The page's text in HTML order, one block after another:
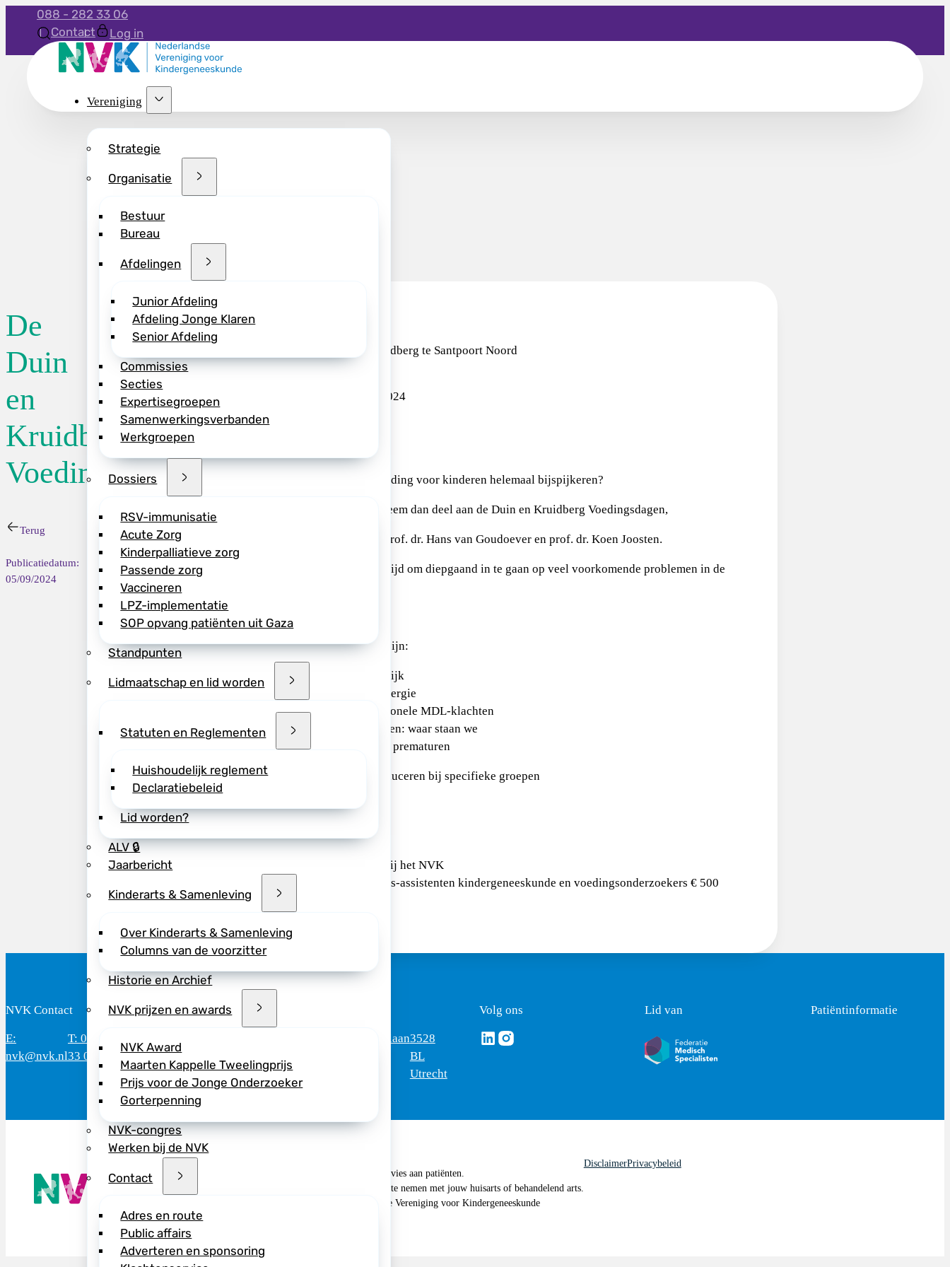
088 - 282 33 06
Contact
Log in
Vereniging
Strategie
Organisatie
Bestuur
Bureau
Afdelingen
Junior Afdeling
Afdeling Jonge Klaren
Senior Afdeling
Commissies
Secties
Expertisegroepen
Samenwerkingsverbanden
Werkgroepen
Dossiers
RSV-immunisatie
Acute Zorg
Kinderpalliatieve zorg
Passende zorg
Vaccineren
LPZ-implementatie
SOP opvang patiënten uit Gaza
Standpunten
Lidmaatschap en lid worden
Statuten en Reglementen
Huishoudelijk reglement
Declaratiebeleid
Lid worden?
ALV 🔒
Jaarbericht
Kinderarts & Samenleving
Over Kinderarts & Samenleving
Columns van de voorzitter
Historie en Archief
NVK prijzen en awards
NVK Award
Maarten Kappelle Tweelingprijs
Prijs voor de Jonge Onderzoeker
Gorterpenning
NVK-congres
Werken bij de NVK
Contact
Adres en route
Public affairs
Adverteren en sponsoring
De
Duin
en
Kruidberg
Voedingsdagen
Terug
Publicatiedatum:
05/09/2024
Landgoed Duin & Kruidberg te Santpoort Noord
15/11/2024
In twee dagen uw kennis over voeding voor kinderen helemaal bijspijkeren?
Met zeer deskundige sprekers? Neem dan deel aan de Duin en Kruidberg Voedingsdagen,
onder de bezielende leiding van prof. dr. Hans van Goudoever en prof. dr. Koen Joosten.
In deze twee dagen nemen we de tijd om diepgaand in te gaan op veel voorkomende problemen in de
Onderwerpen die aanbod komen zijn:
Gezonde leefstijl in de praktijk
Nieuwe inzichten voedselallergie
Veel voorkomende en functionele MDL-klachten
Voedingstrends en stoornissen: waar staan we
Nieuwe richtlijn voeding bij prematuren
Wanneer en hoe bijvoeding introduceren bij specifieke groepen
Klikhiervoor het programma
Klikhierom je in te schrijven
Accreditatie wordt aangevraagd bij het NVK
: Kinderartsen € 600 en arts-assistenten kindergeneeskunde en voedingsonderzoekers € 500
NVK Contact
E:
nvk@nvk.nl
T: 088 - 282
33 06
(werkdagen)
Mercatorlaan3528
BL
Utrecht
Volg ons
Volg ons via Linkedin
Volg ons via Instagram
Lid van Patiëntinformatie
De NVK geeft geen medisch advies aan patiënten.
Wij adviseren je om contact op te nemen met jouw huisarts of behandelend arts.
Copyright © 2026, Nederlandse Vereniging voor Kindergeneeskunde
DisclaimerPrivacybeleid